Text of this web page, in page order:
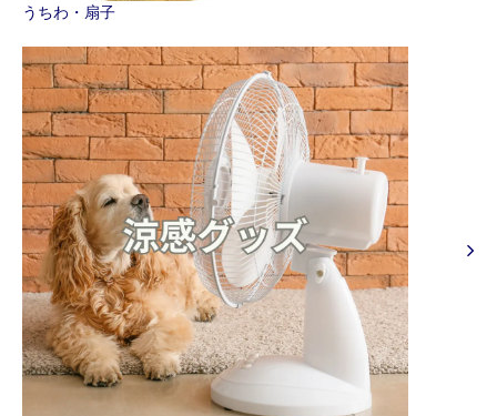
うちわ・扇子